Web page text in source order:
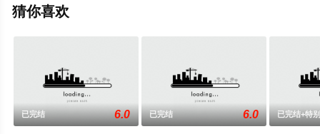
更多相关信息可移步至豆瓣电视剧、电视猫或剧情网等平
猜你喜欢
已完结 6.0 已完结 6.0 已完结+特